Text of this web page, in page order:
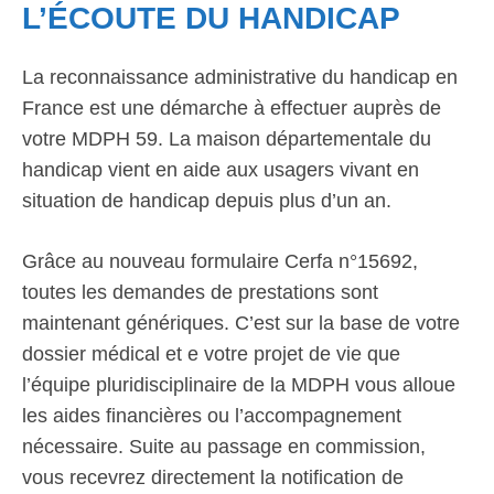
L’ÉCOUTE DU HANDICAP
La reconnaissance administrative du handicap en
France est une démarche à effectuer auprès de
votre MDPH 59. La maison départementale du
handicap vient en aide aux usagers vivant en
situation de handicap depuis plus d’un an.
Grâce au nouveau formulaire Cerfa n°15692,
toutes les demandes de prestations sont
maintenant génériques. C’est sur la base de votre
dossier médical et e votre projet de vie que
l’équipe pluridisciplinaire de la MDPH vous alloue
les aides financières ou l’accompagnement
nécessaire. Suite au passage en commission,
vous recevrez directement la notification de